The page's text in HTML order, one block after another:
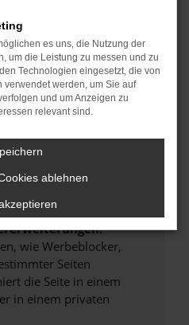
Error
aufgetreten.
und deine
zum Beispiel deine
wie Werbeblocker,
Seiten
die Seite in einem
in einem privaten
es uns, die Nutzung der
um die Leistung zu messen und zu
Technologien eingesetzt, die von
verwendet werden, um Sie auf
und um Anzeigen zu
relevant sind.
ablehnen